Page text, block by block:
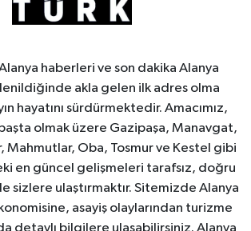
haberleri ve son dakika Alanya
akla gelen ilk adres olma
hayatını sürdürmektedir. Amacımız,
olmak üzere Gazipaşa, Manavgat,
Mahmutlar, Oba, Tosmur ve Kestel gibi
en güncel gelişmeleri tarafsız, doğru
sizlere ulaştırmaktır. Sitemizde Alanya
asayiş olaylarından turizme
detaylı bilgilere ulaşabilirsiniz. Alanya